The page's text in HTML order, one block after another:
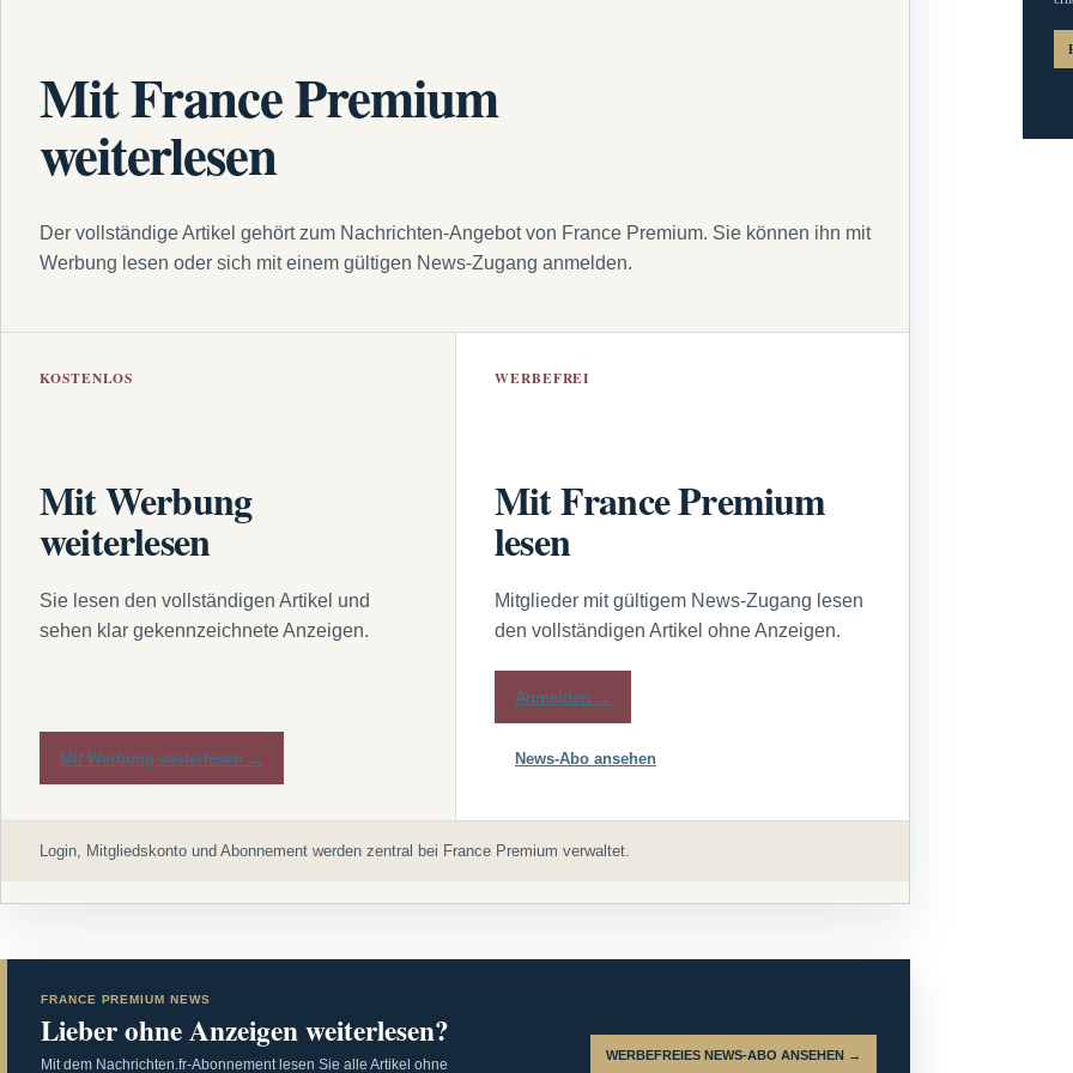
Mit France Premium
weiterlesen
Der vollständige Artikel gehört zum Nachrichten-Angebot von France Premium. Sie können ihn mit
Werbung lesen oder sich mit einem gültigen News-Zugang anmelden.
KOSTENLOS
Mit Werbung
weiterlesen
Sie lesen den vollständigen Artikel und
sehen klar gekennzeichnete Anzeigen.
Mit Werbung weiterlesen →
WERBEFREI
Mit France Premium
lesen
Mitglieder mit gültigem News-Zugang lesen
den vollständigen Artikel ohne Anzeigen.
Anmelden →
News-Abo ansehen
Login, Mitgliedskonto und Abonnement werden zentral bei France Premium verwaltet.
FRANCE PREMIUM NEWS
Lieber ohne Anzeigen weiterlesen?
Mit dem Nachrichten.fr-Abonnement lesen Sie alle Artikel ohne
WERBEFREIES NEWS-ABO ANSEHEN →